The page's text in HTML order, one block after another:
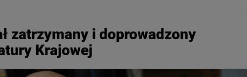
zatrzymany i doprowadzony
Krajowej